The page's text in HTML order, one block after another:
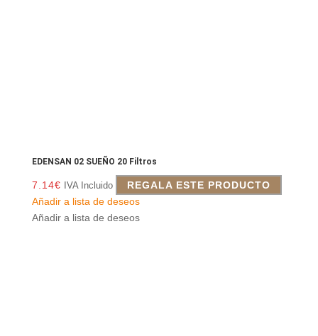
EDENSAN 02 SUEÑO 20 Filtros
7.14€ IVA Incluido
REGALA ESTE PRODUCTO
Añadir a lista de deseos
Añadir a lista de deseos